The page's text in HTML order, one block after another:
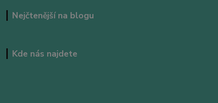
Nejčtenější na blogu
Kde nás najdete